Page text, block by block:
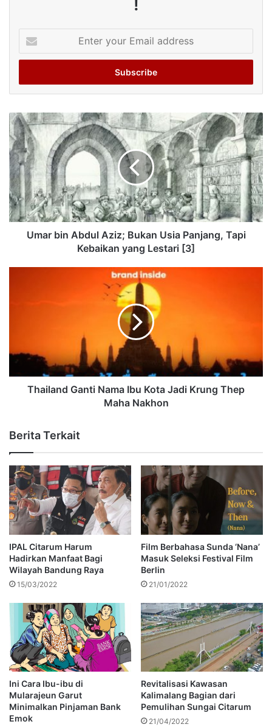
!
your
Email
Umar bin Abdul Aziz; Bukan Usia Panjang, Tapi
Kebaikan yang Lestari [3]
Thailand Ganti Nama Ibu Kota Jadi Krung Thep
Maha Nakhon
Berita Terkait
IPAL Citarum Harum
Hadirkan Manfaat Bagi
Wilayah Bandung Raya
15/03/2022
Film Berbahasa Sunda ‘Nana’
Masuk Seleksi Festival Film
Berlin
21/01/2022
Ini Cara Ibu-ibu di
Mularajeun Garut
Minimalkan Pinjaman Bank
Emok
Revitalisasi Kawasan
Kalimalang Bagian dari
Pemulihan Sungai Citarum
21/04/2022